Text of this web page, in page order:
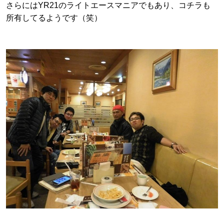
さらにはYR21のライトエースマニアでもあり、コチラも
所有してるようです（笑）